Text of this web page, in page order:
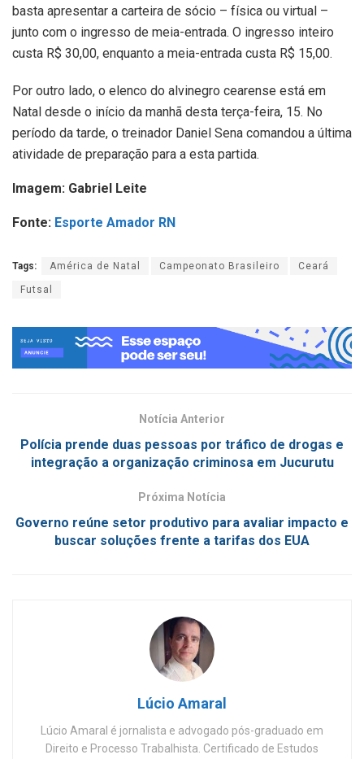
basta apresentar a carteira de sócio – física ou virtual –
junto com o ingresso de meia-entrada. O ingresso inteiro
custa R$ 30,00, enquanto a meia-entrada custa R$ 15,00.
Por outro lado, o elenco do alvinegro cearense está em
Natal desde o início da manhã desta terça-feira, 15. No
período da tarde, o treinador Daniel Sena comandou a última
atividade de preparação para a esta partida.
Imagem: Gabriel Leite
Fonte: Esporte Amador RN
Tags: América de Natal Campeonato Brasileiro Ceará
Futsal
Notícia Anterior
Polícia prende duas pessoas por tráfico de drogas e
integração a organização criminosa em Jucurutu
Próxima Notícia
Governo reúne setor produtivo para avaliar impacto e
buscar soluções frente a tarifas dos EUA
Lúcio Amaral
Lúcio Amaral é jornalista e advogado pós-graduado em
Direito e Processo Trabalhista. Certificado de Estudos